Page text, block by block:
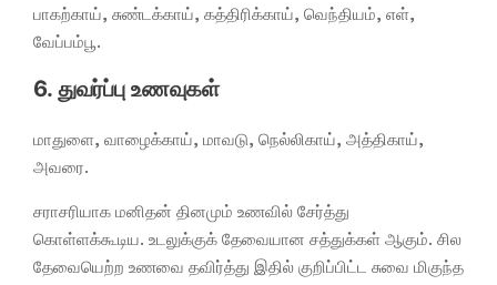
பாகற்காய், சுண்டக்காய், கத்திரிக்காய், வெந்தியம், எள்,
வேப்பம்பூ.
6. துவர்ப்பு உணவுகள்
மாதுளை, வாழைக்காய், மாவடு, நெல்லிகாய், அத்திகாய்,
அவரை.
சராசரியாக மனிதன் தினமும் உணவில் சேர்த்து
கொள்ளக்கூடிய. உடலுக்குக் தேவையான சத்துக்கள் ஆகும். சில
தேவையெற்ற உணவை தவிர்த்து இதில் குறிப்பிட்ட சுவை மிகுந்த